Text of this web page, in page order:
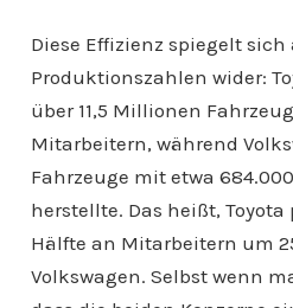
Diese Effizienz spiegelt
Produktionszahlen wider:
über 11,5 Millionen
Mitarbeitern, während
Fahrzeuge mit etwa
herstellte. Das heißt,
Hälfte an Mitarbeitern um
Volkswagen. Selbst wenn